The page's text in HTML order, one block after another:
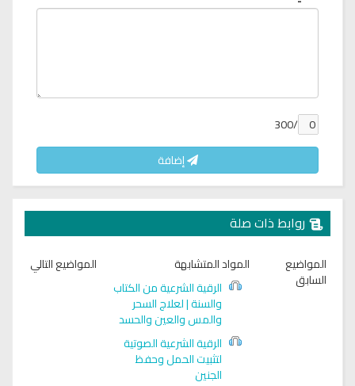
/300
إضافة
روابط ذات صلة
المواضيع
السابق
المواد المتشابهة
الرقية الشرعية من الكتاب
والسنة | لعلاج السحر
والمس والعين والحسد
الرقية الشرعية الصوتية
لتثبيت الحمل وحفظ
الجنين
المواضيع التالي